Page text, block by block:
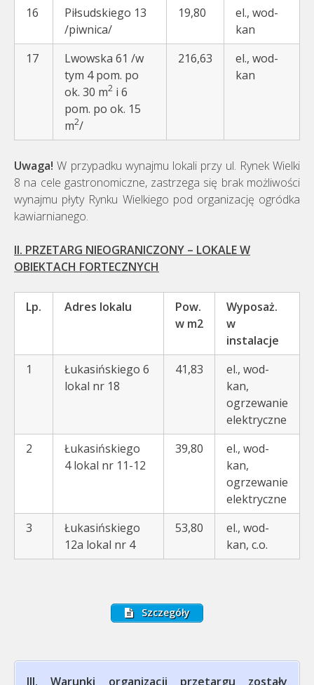
16
Piłsudskiego 13
/piwnica/
19,80
el., wod-
kan
17
Lwowska 61 /w
tym 4 pom. po
ok. 30 m2 i 6
pom. po ok. 15
m2/
216,63
el., wod-
kan
Uwaga!W przypadku wynajmu lokali przy ul. Rynek Wielki
8 na cele gastronomiczne, zastrzega się brak możliwości
wynajmu płyty Rynku Wielkiego pod organizację ogródka
kawiarnianego.
II. PRZETARG NIEOGRANICZONY – LOKALEW
OBIEKTACH FORTECZNYCH
Lp. Adres lokalu
Pow.
w m2
Wyposaż.
w
instalacje
1
Łukasińskiego 6
lokal nr 18
41,83
el., wod-
kan,
ogrzewanie
elektryczne
2
Łukasińskiego
4 lokal nr 11-12
39,80
el., wod-
kan,
ogrzewanie
elektryczne
3
Łukasińskiego
12a lokal nr 4
53,80
el., wod-
kan, c.o.
Szczegóły
III.Warunki organizacji przetargu zostały